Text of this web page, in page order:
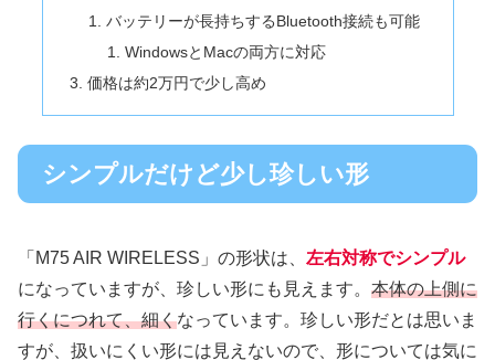
バッテリーが長持ちするBluetooth接続も可能
WindowsとMacの両方に対応
価格は約2万円で少し高め
シンプルだけど少し珍しい形
「M75 AIR WIRELESS」の形状は、 左右対称でシンプル
になっていますが、珍しい形にも見えます。 本体の上側に
行くにつれて、細くなっています。珍しい形だとは思いま
すが、扱いにくい形には見えないので、形については気に